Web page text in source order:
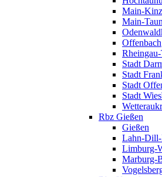
Main-
Main-
Offenbach
Stadt
Stadt
Stadt
Stadt
Rbz Gießen
Gießen
Lahn-
Limburg-
Marburg-